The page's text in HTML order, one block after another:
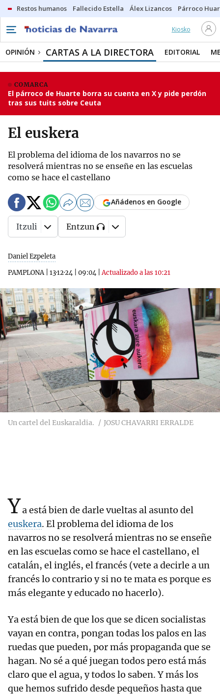
Restos humanos Fallecido Estella Álex Lizancos Párroco
Kiosko
OPINIÓN CARTAS A LA DIRECTORA EDITORIAL
COMARCA
El párroco de Huarte borra su cuenta en X y pide perdón
tras sus tuits sobre Ceuta
El euskera
El problema del idioma de los navarros no se
resolverá mientras no se enseñe en las escuelas
como se hace el castellano
Daniel Ezpeleta
PAMPLONA| 13·12·24 09:04 |Actualizado a las 10:21
Añádenos en Google
Itzuli Entzun
Un cartel del Euskaraldia. JOSU CHAVARRI ERRALDE
Ya está bien de darle vueltas al asunto del
euskera. El problema del idioma de los
navarros no se resolverá mientras no se enseñe
en las escuelas como se hace el castellano, el
catalán, el inglés, el francés (vete a decirle a un
francés lo contrario y si no te mata es porque es
más elegante y educado no hacerlo).
Ya está bien de que los que se dicen socialistas
vayan en contra, pongan todas los palos en las
ruedas que pueden, por más propaganda que se
hagan. No sé a qué juegan todos pero está más
claro que el agua, y todos lo saben. Y más los
que hemos sufrido desde pequeños hasta que